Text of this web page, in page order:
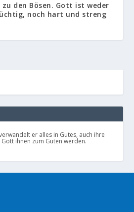
den Bösen. Gott ist weder
noch hart und streng
er alles in Gutes, auch ihre
ihnen zum Guten werden.